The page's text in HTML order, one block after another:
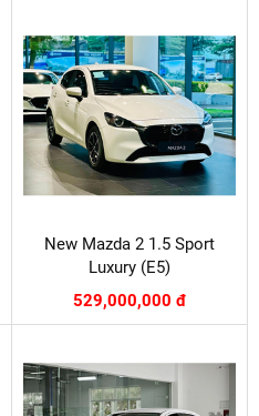
New Mazda 2 1.5 Sport
Luxury (E5)
529,000,000 đ